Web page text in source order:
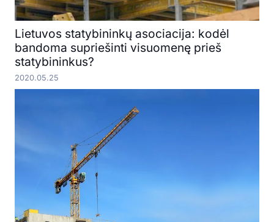
Lietuvos statybininkų asociacija: kodėl
bandoma supriešinti visuomenę prieš
statybininkus?
2020.05.25